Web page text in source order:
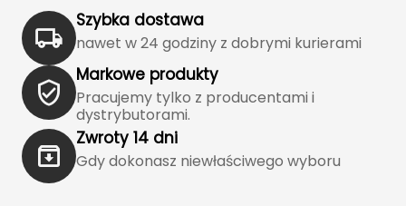
IGLOO
INNY
Icebreaker
Icestorm
Szybka dostawa
nawet w 24 godziny z dobrymi kurierami
Markowe produkty
Pracujemy tylko z producentami i
dystrybutorami.
Zwroty 14 dni
Gdy dokonasz niewłaściwego wyboru